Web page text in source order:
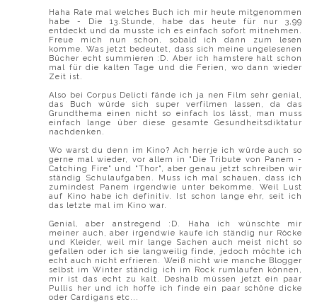
Haha Rate mal welches Buch ich mir heute mitgenommen
habe - Die 13.Stunde, habe das heute für nur 3,99
entdeckt und da musste ich es einfach sofort mitnehmen.
Freue mich nun schon, sobald ich dann zum lesen
komme. Was jetzt bedeutet, dass sich meine ungelesenen
Bücher echt summieren :D. Aber ich hamstere halt schon
mal für die kalten Tage und die Ferien, wo dann wieder
Zeit ist.
Also bei Corpus Delicti fände ich ja nen Film sehr genial,
das Buch würde sich super verfilmen lassen, da das
Grundthema einen nicht so einfach los lässt, man muss
einfach lange über diese gesamte Gesundheitsdiktatur
nachdenken.
Wo warst du denn im Kino? Ach herrje ich würde auch so
gerne mal wieder, vor allem in "Die Tribute von Panem -
Catching Fire" und "Thor", aber genau jetzt schreiben wir
ständig Schulaufgaben. Muss ich mal schauen, dass ich
zumindest Panem irgendwie unter bekomme. Weil Lust
auf Kino habe ich definitiv. Ist schon lange ehr, seit ich
das letzte mal im Kino war.
Genial, aber anstregend :D. Haha ich wünschte mir
meiner auch, aber irgendwie kaufe ich ständig nur Röcke
und Kleider, weil mir lange Sachen auch meist nicht so
gefallen oder ich sie langweilig finde, jedoch möchte ich
echt auch nicht erfrieren. Weiß nicht wie manche Blogger
selbst im Winter ständig ich im Rock rumlaufen können,
mir ist das echt zu kalt. Deshalb müssen jetzt ein paar
Pullis her und ich hoffe ich finde ein paar schöne dicke
oder Cardigans etc...